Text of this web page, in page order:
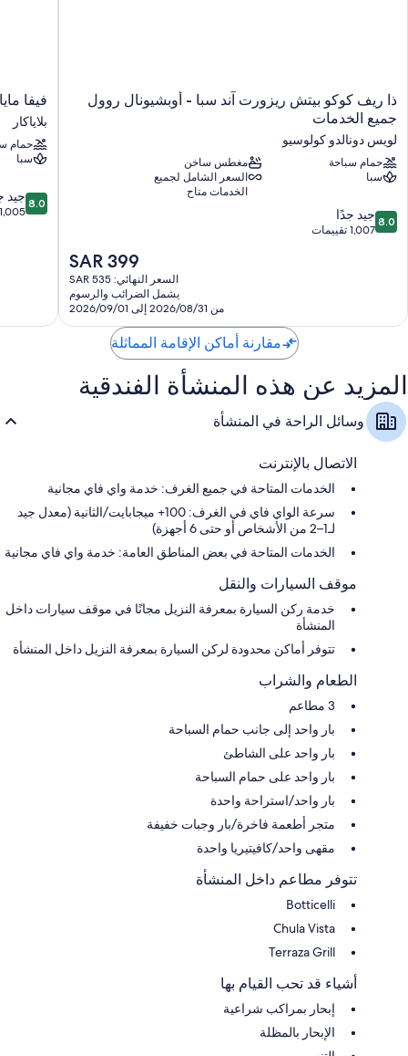
ذا
ريف
كوكو
بيتش
ريزورت
آند
-
أوبشيونال
كولوسيو
ذا ريف كوكو بيتش ريزورت آند سبا - أوبشيونال روول
جميع الخدمات
لويس دونالدو كولوسيو
حمام سباحة
مغطس ساخن
سبا
السعر الشامل لجميع
الخدمات متاح
8.0
من
8.0 جيد جدًا
1,007 تقييمات
السعر
الحالي
هو
SAR
399
SAR 399
السعر النهائي: SAR 535
يشمل الضرائب والرسوم
من 2026/08/31 إلى 2026/09/01
فيفا
مايا
باي
ويندام،
إيه
ريزورت
بلاياكار
فيفا
بلاياكار
حمام
سبا
8.0
من
8.0 جيد
1,005 تقييمات
مقارنة أماكن الإقامة المماثلة
المزيد عن هذه المنشأة الفندقية
وسائل الراحة في المنشأة
الاتصال بالإنترنت
الخدمات المتاحة في جميع الغرف: خدمة واي فاي مجانية
سرعة الواي فاي في الغرف: 100+ ميجابايت/الثانية (معدل جيد
لـ1–2 من الأشخاص أو حتى 6 أجهزة)
الخدمات المتاحة في بعض المناطق العامة: خدمة واي فاي مجانية
موقف السيارات والنقل
خدمة ركن السيارة بمعرفة النزيل مجانًا في موقف سيارات داخل
المنشأة
تتوفر أماكن محدودة لركن السيارة بمعرفة النزيل داخل المنشأة
الطعام والشراب
3 مطاعم
بار واحد إلى جانب حمام السباحة
بار واحد على الشاطئ
بار واحد على حمام السباحة
بار واحد/استراحة واحدة
متجر أطعمة فاخرة/بار وجبات خفيفة
مقهى واحد/كافيتيريا واحدة
تتوفر مطاعم داخل المنشأة
Botticelli
Chula Vista
Terraza Grill
أشياء قد تحب القيام بها
إبحار بمراكب شراعية
الإبحار بالمظلة